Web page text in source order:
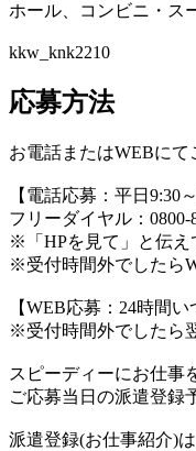
ホール、コンビニ・ス
kkw_knk2210
応募方法
お電話またはWEBにて
【電話応募：平日9:30～
フリーダイヤル：0800-
※「HPを見て」と伝え
※受付時間外でしたら
【WEB応募：24時間い
※受付時間外でしたら
スピーディーにお仕事
ご応募当日の派遣登
派遣登録(お仕事紹介)